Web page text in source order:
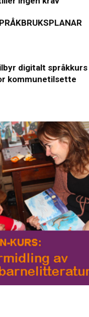
digitalt språkkurs
kommunetilsette